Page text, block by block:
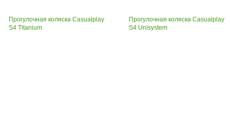
Прогулочная коляска Casualplay
S4 Titanium
Прогулочная коляска Casualplay
S4 Unisystem